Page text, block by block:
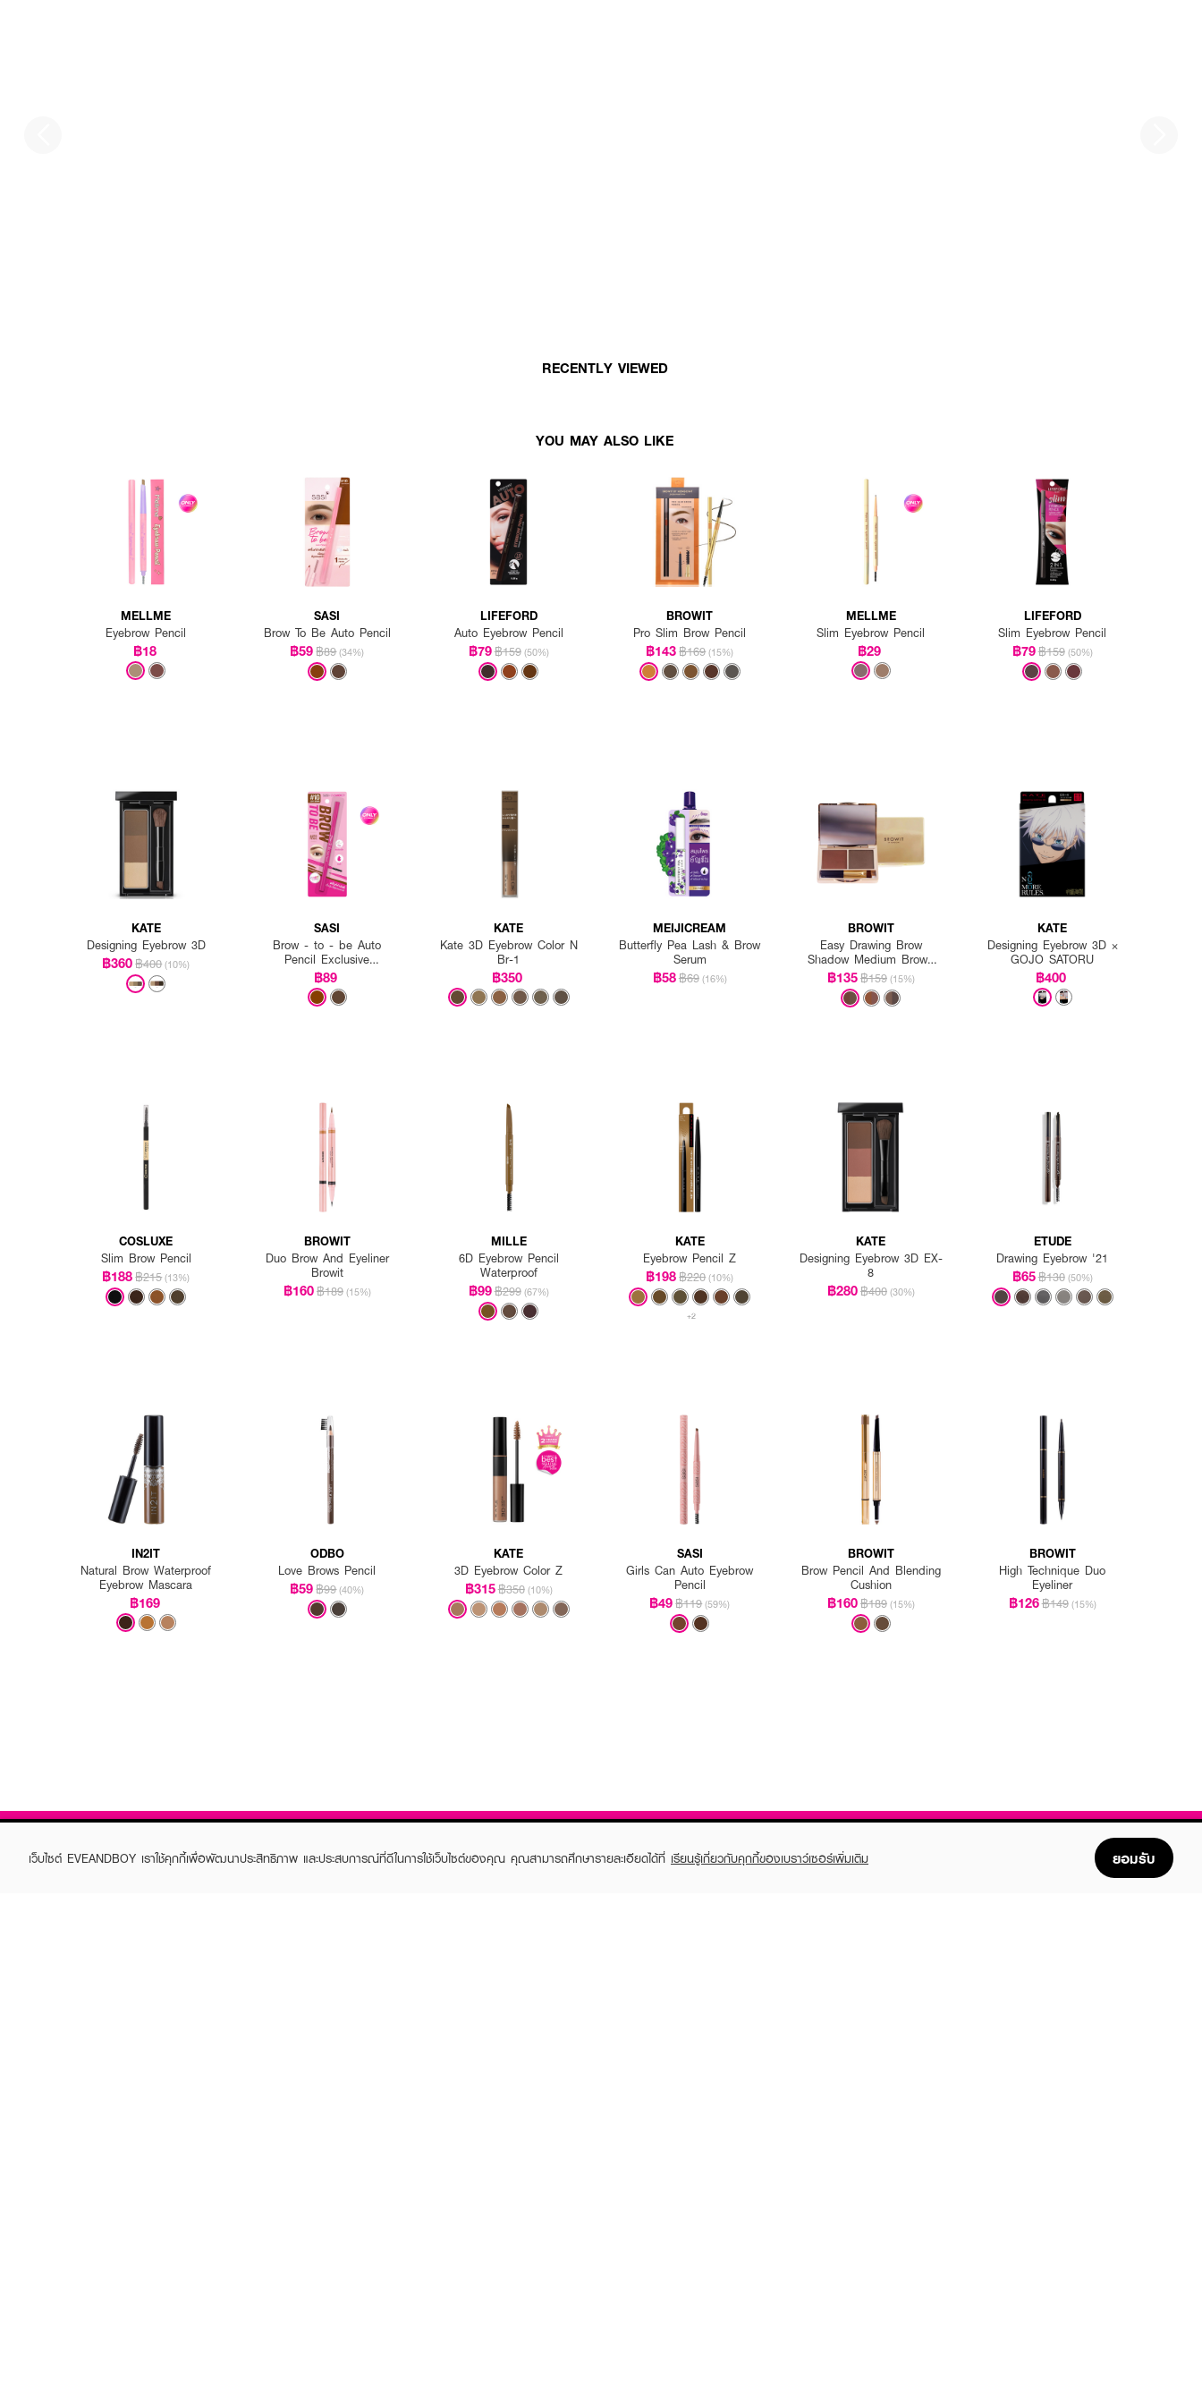
RECENTLY VIEWED
YOU MAY ALSO LIKE
MELLME
Eyebrow Pencil
฿18
SASI
Brow To Be Auto Pencil
฿59฿89 (34%)
LIFEFORD
Auto Eyebrow Pencil
฿79฿159 (50%)
BROWIT
Pro Slim Brow Pencil
฿143฿169 (15%)
MELLME
Slim Eyebrow Pencil
฿29
LIFEFORD
Slim Eyebrow Pencil
฿79฿159 (50%)
KATE
Designing Eyebrow 3D
฿360฿400 (10%)
SASI
Brow - to - be Auto
Pencil Exclusive
EVEANDBOY
฿89
KATE
Kate 3D Eyebrow Color N
Br-1
฿350
MEIJICREAM
Butterfly Pea Lash & Brow
Serum
฿58฿69 (16%)
BROWIT
Easy Drawing Brow
Shadow Medium Brown
(Y2019)
฿135฿159 (15%)
KATE
Designing Eyebrow 3D ×
GOJO SATORU
฿400
COSLUXE
Slim Brow Pencil
฿188฿215 (13%)
BROWIT
Duo Brow And Eyeliner
Browit
฿160฿189 (15%)
MILLE
6D Eyebrow Pencil
Waterproof
฿99฿299 (67%)
KATE
Eyebrow Pencil Z
฿198฿220 (10%)
+2
KATE
Designing Eyebrow 3D EX-
8
฿280฿400 (30%)
ETUDE
Drawing Eyebrow '21
฿65฿130 (50%)
IN2IT
Natural Brow Waterproof
Eyebrow Mascara
฿169
ODBO
Love Brows Pencil
฿59฿99 (40%)
KATE
3D Eyebrow Color Z
฿315฿350 (10%)
SASI
Girls Can Auto Eyebrow
Pencil
฿49฿119 (59%)
BROWIT
Brow Pencil And Blending
Cushion
฿160฿189 (15%)
BROWIT
High Technique Duo
Eyeliner
฿126฿149 (15%)
เว็บไซต์ EVEANDBOY เราใช้คุกกี้เพื่อพัฒนาประสิทธิภาพ และประสบการณ์ที่ดีในการใช้เว็บไซต์ของคุณ คุณสามารถศึกษารายละเอียดได้ที่ เรียนรู้เกี่ยวกับคุกกี้ของเบราว์เซอร์เพิ่มเติม ยอมรับ